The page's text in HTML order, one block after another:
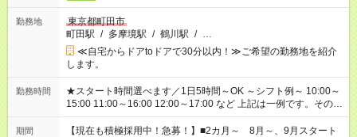
勤務地
東京都町田市
町田駅 / 多摩境駅 / 鶴川駅 / …
≪自宅からドアtoドアで30分以内！≫ご希望の勤務地を紹介
します。
勤務時間
★スタート時間選べます／1日5時間～OK ～シフト例～ 10:00～
15:00 11:00～16:00 12:00～17:00 など 上記は一例です。その他
シフトもご相談ください。 ※Wワークの場合当社と合わせて法
定労働時間が週40時間を超えなければOKです。
期間
【現在も積極採用中！急募！】■2カ月～ 8月～、9月スタート